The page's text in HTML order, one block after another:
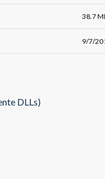
38.7
9/7/
DLLs)